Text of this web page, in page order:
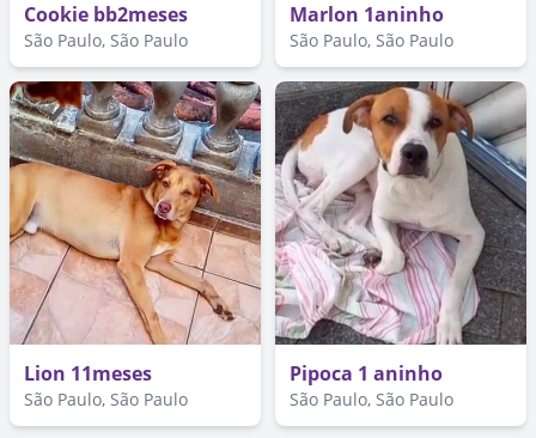
Cookie bb2meses
São Paulo, São Paulo
Marlon 1aninho
São Paulo, São Paulo
Lion 11meses
São Paulo, São Paulo
Pipoca 1 aninho
São Paulo, São Paulo